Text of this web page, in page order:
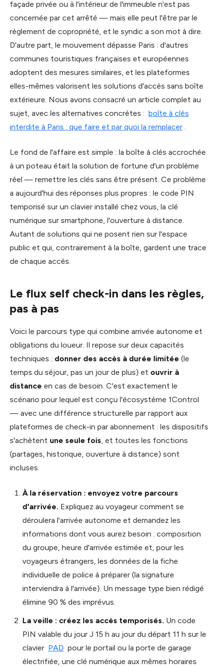
façade privée ou à l'intérieur de l'immeuble n'est pas
concernée par cet arrêté — mais elle peut l'être par le
règlement de copropriété, et le syndic a son mot à dire.
D'autre part, le mouvement dépasse Paris : d'autres
communes touristiques françaises et européennes
adoptent des mesures similaires, et les plateformes
elles-mêmes valorisent les solutions d'accès sans boîte
extérieure. Nous avons consacré un article complet au
sujet, avec les alternatives concrètes : boîte à clés
interdite à Paris : que faire et par quoi la remplacer .
Le fond de l'affaire est simple : la boîte à clés accrochée
à un poteau était la solution de fortune d'un problème
réel — remettre les clés sans être présent. Ce problème
a aujourd'hui des réponses plus propres : le code PIN
temporisé sur un clavier installé chez vous, la clé
numérique sur smartphone, l'ouverture à distance.
Autant de solutions qui ne posent rien sur l'espace
public et qui, contrairement à la boîte, gardent une trace
de chaque accès.
Le flux self check-in dans les règles,
pas à pas
Voici le parcours type qui combine arrivée autonome et
obligations du loueur. Il repose sur deux capacités
techniques : donner des accès à durée limitée (le
temps du séjour, pas un jour de plus) et ouvrir à
distance en cas de besoin. C'est exactement le
scénario pour lequel est conçu l'écosystème 1Control
— avec une différence structurelle par rapport aux
plateformes de check-in par abonnement : les dispositifs
s'achètent une seule fois, et toutes les fonctions
(partages, historique, ouverture à distance) sont
incluses.
À la réservation : envoyez votre parcours
d'arrivée. Expliquez au voyageur comment se
déroulera l'arrivée autonome et demandez les
informations dont vous aurez besoin : composition
du groupe, heure d'arrivée estimée et, pour les
voyageurs étrangers, les données de la fiche
individuelle de police à préparer (la signature
interviendra à l'arrivée). Un message type bien rédigé
élimine 90 % des imprévus.
La veille : créez les accès temporisés. Un code
PIN valable du jour J 15 h au jour du départ 11 h sur le
clavier PAD pour le portail ou la porte de garage
électrifiée, une clé numérique aux mêmes horaires